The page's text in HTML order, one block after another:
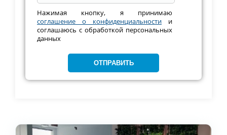
Нажимая кнопку, я принимаю
соглашение о конфиденциальности и
соглашаюсь с обработкой персональных
данных